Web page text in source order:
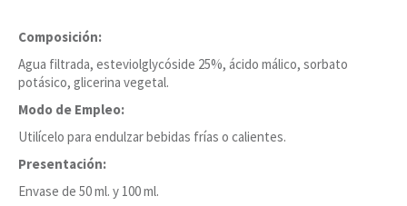
Composición:
Agua filtrada, esteviolglycóside 25%, ácido málico, sorbato
potásico, glicerina vegetal.
Modo de Empleo:
Utilícelo para endulzar bebidas frías o calientes.
Presentación:
Envase de 50 ml. y 100 ml.